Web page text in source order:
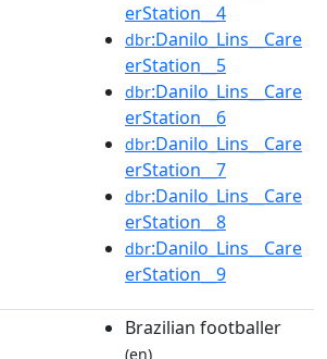
erStation__4
dbr:Danilo_Lins__Care
erStation__5
dbr:Danilo_Lins__Care
erStation__6
dbr:Danilo_Lins__Care
erStation__7
dbr:Danilo_Lins__Care
erStation__8
dbr:Danilo_Lins__Care
erStation__9
Brazilian footballer
(en)